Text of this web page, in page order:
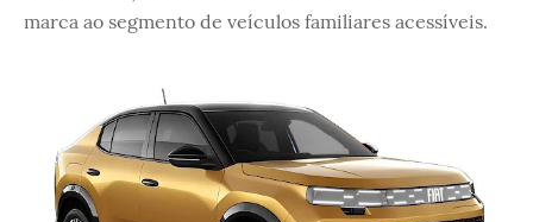
marca ao segmento de veículos familiares acessíveis.